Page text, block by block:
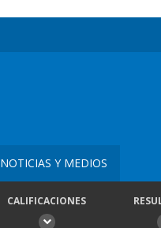
NOTICIAS Y MEDIOS
CALIFICACIONES